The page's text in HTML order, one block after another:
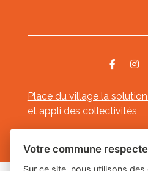
Place du village la
et appli des collectivités
Mentions légales--
Votre commune
Sur ce site, nous utilisons